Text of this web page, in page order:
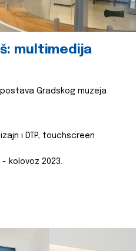
multimedija
Gradskog muzeja
i DTP, touchscreen
kolovoz 2023.